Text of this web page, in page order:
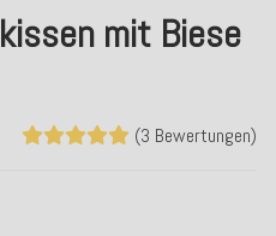
mit Biese
(3 Bewertungen)